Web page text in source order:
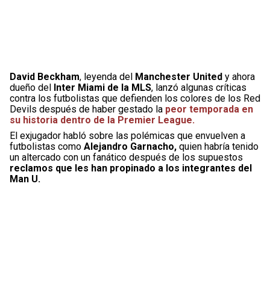
David Beckham, leyenda del Manchester United y ahora
dueño del Inter Miami de la MLS, lanzó algunas críticas
contra los futbolistas que defienden los colores de los Red
Devils después de haber gestado la peor temporada en
su historia dentro de la Premier League.
El exjugador habló sobre las polémicas que envuelven a
futbolistas como Alejandro Garnacho, quien habría tenido
un altercado con un fanático después de los supuestos
reclamos que les han propinado a los integrantes del
Man U.